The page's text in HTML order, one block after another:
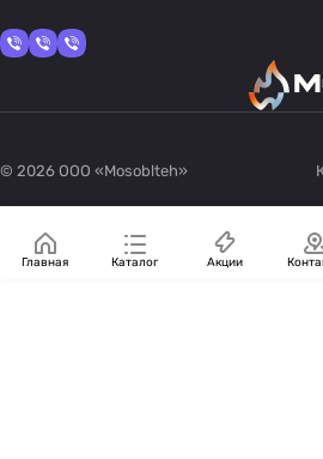
© 2026 OOO «Mosoblteh»
Главная Каталог Акции